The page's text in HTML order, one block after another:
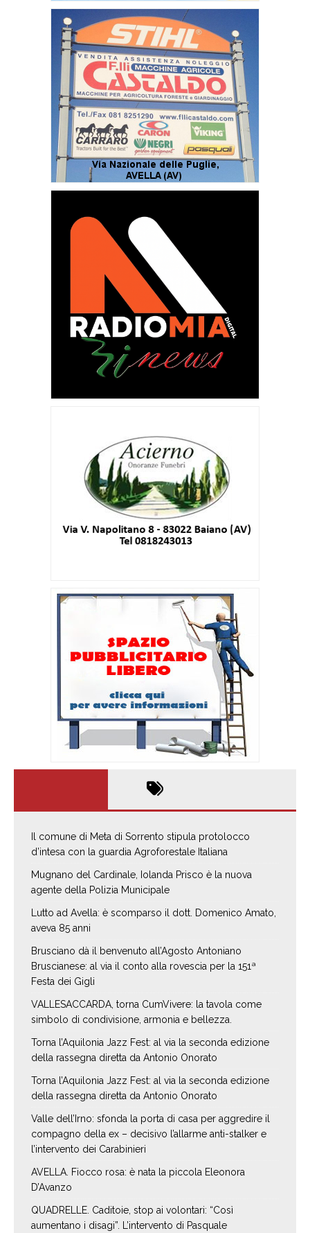
Il comune di Meta di Sorrento stipula protolocco
d’intesa con la guardia Agroforestale Italiana
Mugnano del Cardinale, Iolanda Prisco è la nuova
agente della Polizia Municipale
Lutto ad Avella: è scomparso il dott. Domenico Amato,
aveva 85 anni
Brusciano dà il benvenuto all’Agosto Antoniano
Bruscianese: al via il conto alla rovescia per la 151ª
Festa dei Gigli
VALLESACCARDA, torna CumVivere: la tavola come
simbolo di condivisione, armonia e bellezza.
Torna l’Aquilonia Jazz Fest: al via la seconda edizione
della rassegna diretta da Antonio Onorato
Torna l’Aquilonia Jazz Fest: al via la seconda edizione
della rassegna diretta da Antonio Onorato
Valle dell’Irno: sfonda la porta di casa per aggredire il
compagno della ex – decisivo l’allarme anti-stalker e
l’intervento dei Carabinieri
AVELLA. Fiocco rosa: è nata la piccola Eleonora
D’Avanzo
QUADRELLE. Caditoie, stop ai volontari: “Così
aumentano i disagi”. L’intervento di Pasquale